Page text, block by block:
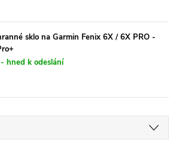
sklo na Garmin Fenix 6X / 6X PRO -
hned k odeslání